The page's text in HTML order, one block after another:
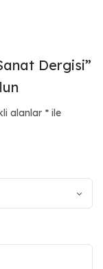
Dergisi”
alanlar * ile